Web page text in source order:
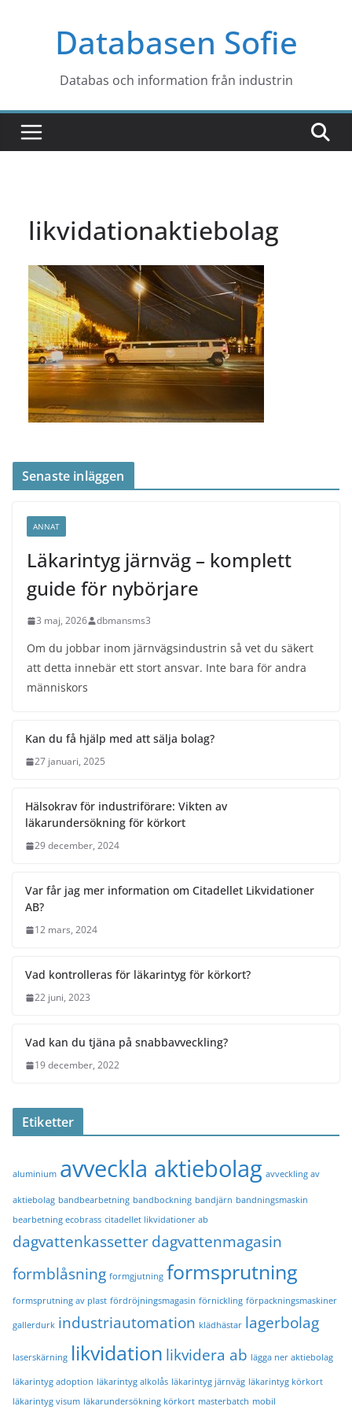
Databasen Sofie
Databas och information från industrin
likvidationaktiebolag
Senaste inläggen
ANNAT
Läkarintyg järnväg – komplett
guide för nybörjare
3 maj, 2026 dbmansms3
Om du jobbar inom järnvägsindustrin så vet du säkert
att detta innebär ett stort ansvar. Inte bara för andra
människors
Kan du få hjälp med att sälja bolag?
27 januari, 2025
Hälsokrav för industriförare: Vikten av
läkarundersökning för körkort
29 december, 2024
Var får jag mer information om Citadellet Likvidationer
AB?
12 mars, 2024
Vad kontrolleras för läkarintyg för körkort?
22 juni, 2023
Vad kan du tjäna på snabbavveckling?
19 december, 2022
Etiketter
aluminium avveckla aktiebolag avveckling av
aktiebolag bandbearbetning bandbockning bandjärn bandningsmaskin
bearbetning ecobrass citadellet likvidationer ab
dagvattenkassetterdagvattenmagasin
formblåsning formgjutning formsprutning
formsprutning av plast fördröjningsmagasin förnickling förpackningsmaskiner
gallerdurk industriautomation klädhästar lagerbolag
laserskärning likvidation likvidera ab lägga ner aktiebolag
läkarintyg adoption läkarintyg alkolås läkarintyg järnväg läkarintyg körkort
läkarintyg visum läkarundersökning körkort masterbatch mobil